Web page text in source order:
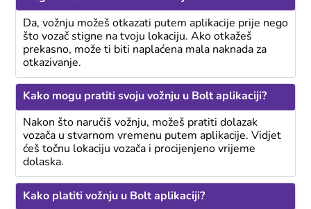
Da, vožnju možeš otkazati putem aplikacije prije nego
što vozač stigne na tvoju lokaciju. Ako otkažeš
prekasno, može ti biti naplaćena mala naknada za
otkazivanje.
Kako mogu pratiti svoju vožnju u Bolt aplikaciji?
Nakon što naručiš vožnju, možeš pratiti dolazak
vozača u stvarnom vremenu putem aplikacije. Vidjet
ćeš točnu lokaciju vozača i procijenjeno vrijeme
dolaska.
Kako platiti vožnju u Bolt aplikaciji?